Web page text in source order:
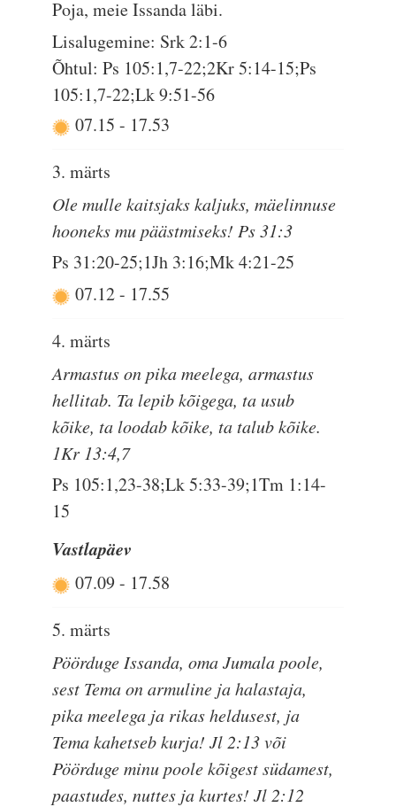
Poja, meie Issanda läbi.
Lisalugemine: Srk 2:1-6
Õhtul: Ps 105:1,7-22;2Kr 5:14-15;Ps
105:1,7-22;Lk 9:51-56
07.15- 17.53
3. märts
Ole mulle kaitsjaks kaljuks, mäelinnuse
hooneks mu päästmiseks! Ps 31:3
Ps 31:20-25;1Jh 3:16;Mk 4:21-25
07.12- 17.55
4. märts
Armastus on pika meelega, armastus
hellitab. Ta lepib kõigega, ta usub
kõike, ta loodab kõike, ta talub kõike.
1Kr 13:4,7
Ps 105:1,23-38;Lk 5:33-39;1Tm 1:14-
15
Vastlapäev
07.09- 17.58
5. märts
Pöörduge Issanda, oma Jumala poole,
sest Tema on armuline ja halastaja,
pika meelega ja rikas heldusest, ja
Tema kahetseb kurja! Jl 2:13 või
Pöörduge minu poole kõigest südamest,
paastudes, nuttes ja kurtes! Jl 2:12